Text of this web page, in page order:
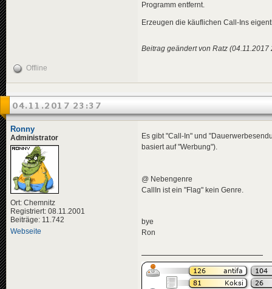
Programm entfernt.
Erzeugen die käuflichen Call-Ins
Beitrag geändert von Ratz (04.11.2017
Offline
04.11.2017 23:37
Ronny
Administrator
Ort: Chemnitz
Registriert: 08.11.2001
Beiträge: 11.742
Webseite
Es gibt "Call-In" und
basiert auf "Werbung").
@ Nebengenre
CallIn ist ein "Flag" kein Genre.
bye
Ron